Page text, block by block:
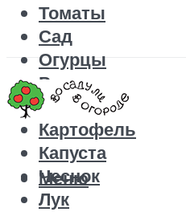
Томаты
Сад
Огурцы
Рецепты
Перец
Картофель
Капуста
Чеснок
Лук
Меню